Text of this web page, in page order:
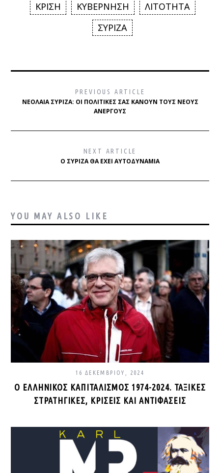
ΚΡΙΣΗ
ΚΥΒΕΡΝΗΣΗ
ΛΙΤΟΤΗΤΑ
ΣΥΡΙΖΑ
PREVIOUS ARTICLE
ΝΕΟΛΑΊΑ ΣΥΡΙΖΑ: ΟΙ ΠΟΛΙΤΙΚΈΣ ΣΑΣ ΚΆΝΟΥΝ ΤΟΥΣ ΝΈΟΥΣ
ΆΝΕΡΓΟΥΣ
NEXT ARTICLE
Ο ΣΥΡΙΖΑ ΘΑ ΈΧΕΙ ΑΥΤΟΔΥΝΑΜΊΑ
YOU MAY ALSO LIKE
16 ΔΕΚΕΜΒΡΊΟΥ, 2024
Ο ΕΛΛΗΝΙΚΌΣ ΚΑΠΙΤΑΛΙΣΜΌΣ 1974-2024. ΤΑΞΙΚΈΣ
ΣΤΡΑΤΗΓΙΚΈΣ, ΚΡΊΣΕΙΣ ΚΑΙ ΑΝΤΙΦΆΣΕΙΣ